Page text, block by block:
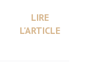
LIRE
L'ARTICLE